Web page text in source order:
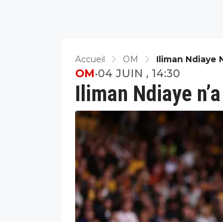
Accueil OM Iliman Ndiaye
Iliman Ndiaye
OM•04 JUIN , 14:30